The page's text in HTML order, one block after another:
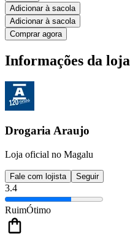
Adicionar à sacola
Adicionar à sacola
Comprar agora
Informações da loja
Drogaria Araujo
Loja oficial no Magalu
Fale com lojista Seguir
3.4
RuimÓtimo